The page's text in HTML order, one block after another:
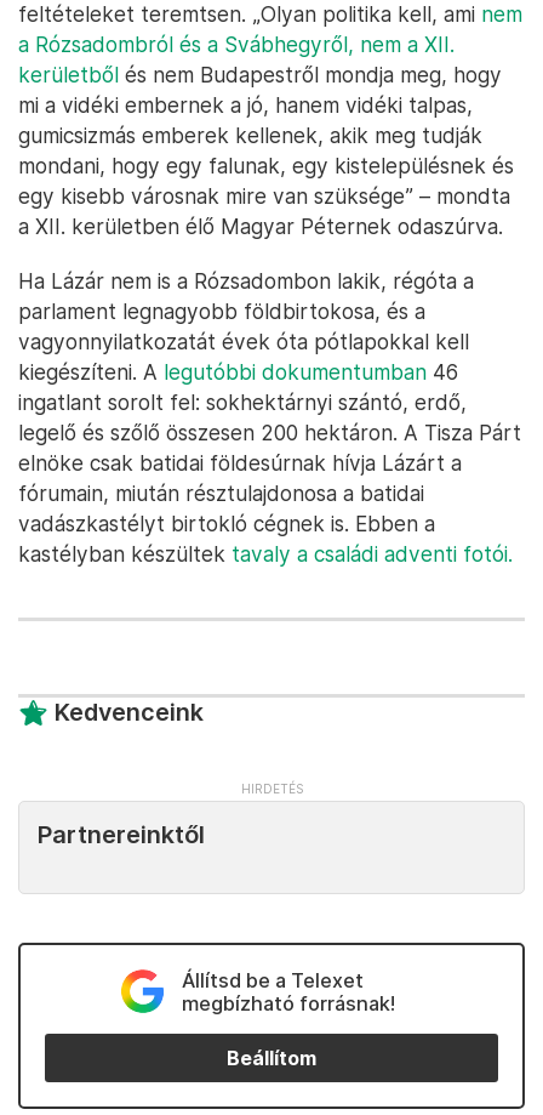
feltételeket teremtsen. „Olyan politika kell, ami nem
a Rózsadombról és a Svábhegyről, nem a XII.
kerületből és nem Budapestről mondja meg, hogy
mi a vidéki embernek a jó, hanem vidéki talpas,
gumicsizmás emberek kellenek, akik meg tudják
mondani, hogy egy falunak, egy kistelepülésnek és
egy kisebb városnak mire van szüksége” – mondta
a XII. kerületben élő Magyar Péternek odaszúrva.
Ha Lázár nem is a Rózsadombon lakik, régóta a
parlament legnagyobb földbirtokosa, és a
vagyonnyilatkozatát évek óta pótlapokkal kell
kiegészíteni. A legutóbbi dokumentumban 46
ingatlant sorolt fel: sokhektárnyi szántó, erdő,
legelő és szőlő összesen 200 hektáron. A Tisza Párt
elnöke csak batidai földesúrnak hívja Lázárt a
fórumain, miután résztulajdonosa a batidai
vadászkastélyt birtokló cégnek is. Ebben a
kastélyban készültek tavaly a családi adventi fotói.
Kedvenceink
Partnereinktől
Állítsd be a Telexet
megbízható forrásnak!
Beállítom